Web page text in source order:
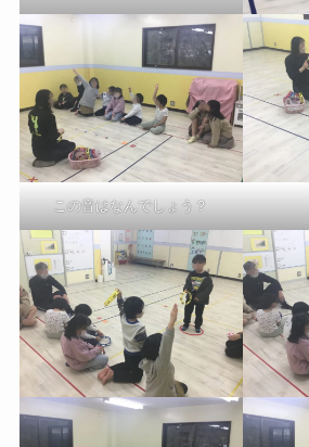
この音はなんでしょう？